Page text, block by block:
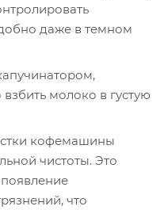
даже в темном
молоко в густую
кофемашины
чистоты. Это
что